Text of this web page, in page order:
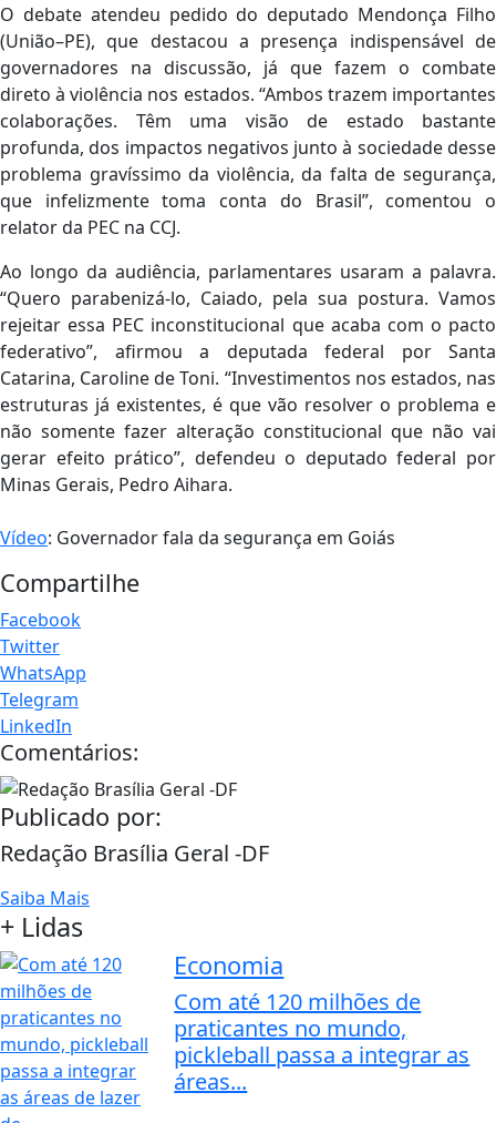
O debate atendeu pedido do deputado Mendonça Filho
(União–PE), que destacou a presença indispensável de
governadores na discussão, já que fazem o combate
direto à violência nos estados. “Ambos trazem importantes
colaborações. Têm uma visão de estado bastante
profunda, dos impactos negativos junto à sociedade desse
problema gravíssimo da violência, da falta de segurança,
que infelizmente toma conta do Brasil”, comentou o
relator da PEC na CCJ.
Ao longo da audiência, parlamentares usaram a palavra.
“Quero parabenizá-lo, Caiado, pela sua postura. Vamos
rejeitar essa PEC inconstitucional que acaba com o pacto
federativo”, afirmou a deputada federal por Santa
Catarina, Caroline de Toni. “Investimentos nos estados, nas
estruturas já existentes, é que vão resolver o problema e
não somente fazer alteração constitucional que não vai
gerar efeito prático”, defendeu o deputado federal por
Minas Gerais, Pedro Aihara.
Vídeo: Governador fala da segurança em Goiás
Compartilhe
Facebook
Twitter
WhatsApp
Telegram
LinkedIn
Comentários:
Publicado por:
Redação Brasília Geral -DF
Saiba Mais
+ Lidas
Economia
Com até 120 milhões de
praticantes no mundo,
pickleball passa a integrar as
áreas...